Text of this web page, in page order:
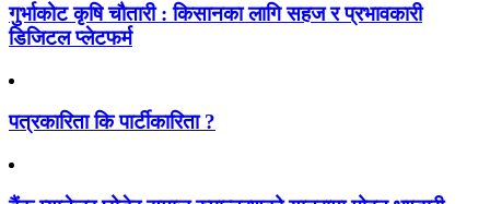
गुर्भाकोट कृषि चौतारी : किसानका लागि सहज र प्रभावकारी
डिजिटल प्लेटफर्म
पत्रकारिता कि पार्टीकारिता ?